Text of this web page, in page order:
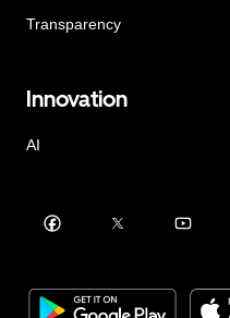
Transparency
Innovation
AI